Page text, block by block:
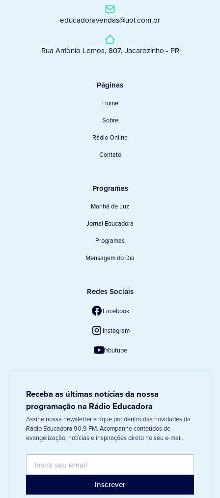
educadoravendas@uol.com.br
Rua Antônio Lemos, 807, Jacarezinho - PR
Páginas
Home
Sobre
Rádio Online
Contato
Programas
Manhã de Luz
Jornal Educadora
Programas
Mensagem do Dia
Redes Sociais
Facebook
Instagram
Youtube
Receba as últimas notícias da nossa
programação na Rádio Educadora
Assine nossa newsletter e fique por dentro das novidades da
Rádio Educadora 90,9 FM. Acompanhe conteúdos de
evangelização, notícias e inspirações direto no seu e-mail.